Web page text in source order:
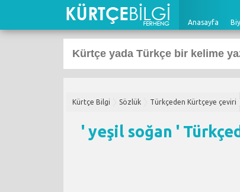
Anasayfa
Kürtçe Bilgi Sözlük Türkçeden Kürtçeye çeviri
' yeşil soğan '